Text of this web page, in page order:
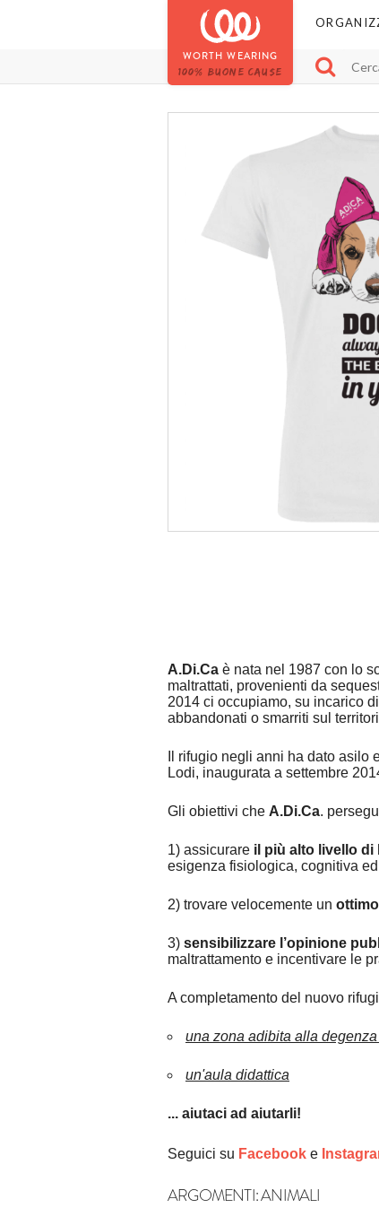
WORTH WEARING
100% BUONE CAUSE
A.Di.Ca è nata nel 1987 con lo
maltrattati, provenienti da
2014 ci occupiamo, su incarico
abbandonati o smarriti sul
Il rifugio negli anni ha dato asilo
Lodi, inaugurata a settembre
Gli obiettivi che A.Di.Ca.
1) assicurare il più alto livello di
esigenza fisiologica, cognitiva
2) trovare velocemente un
3) sensibilizzare l’opinione
maltrattamento e incentivare le
A completamento del nuovo
una zona adibita alla
un'aula didattica
... aiutaci ad aiutarli!
Seguici su Facebook e
ARGOMENTI:ANIMALI